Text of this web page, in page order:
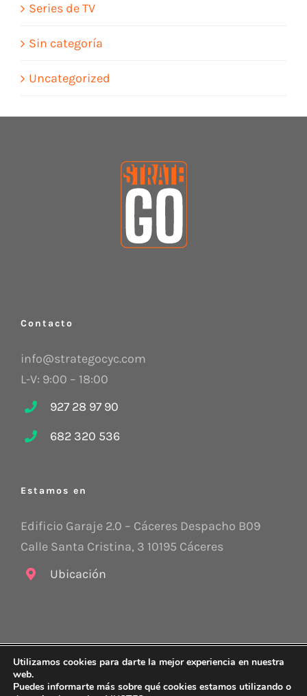
Series de TV
Sin categoría
Uncategorized
Contacto
info@strategocyc.com
L-V: 9:00 – 18:00
927 28 97 90
682 320 536
Estamos en
Edificio Garaje 2.0 – Cáceres Despacho B09
Calle Santa Cristina, 3 10195 Cáceres
Ubicación
Copyright 2015 -2026 Stratego CyC |Aviso legal|Política de
protección de datos
Política de Cookies
Utilizamos cookies para darte la mejor experiencia en nuestra
web.
Puedes informarte más sobre qué cookies estamos utilizando o